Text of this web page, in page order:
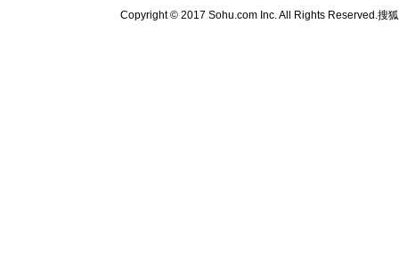
Copyright © 2017 Sohu.com Inc. All Rights Reserved.搜